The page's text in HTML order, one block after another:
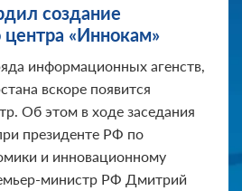
создание
центра «Иннокам»
информационных агенств,
вскоре появится
Об этом в ходе заседания
президенте РФ по
и инновационному
министр РФ Дмитрий